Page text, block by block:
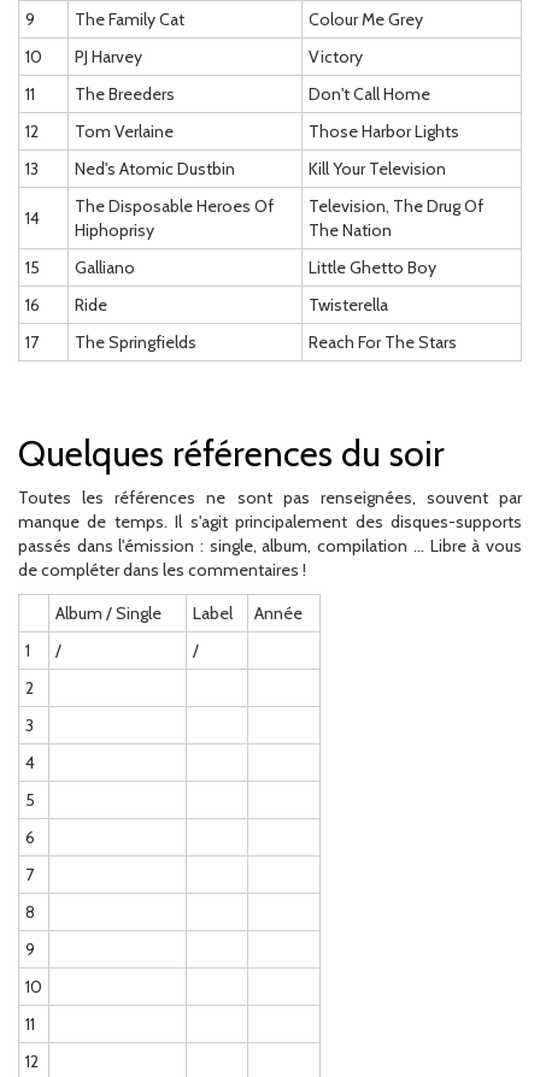
9
The Family Cat
Colour Me Grey
10
PJ Harvey
Victory
11
The Breeders
Don't Call Home
12
Tom Verlaine
Those Harbor Lights
13
Ned's Atomic Dustbin Kill Your Television
14
The Disposable Heroes Of
Hiphoprisy
Television, The Drug Of
The Nation
15
Galliano
Little Ghetto Boy
16
Ride
Twisterella
17
The Springfields Reach For The Stars
Quelques références du soir
Toutes les références ne sont pas renseignées, souvent par
manque de temps. Il s'agit principalement des disques-supports
passés dans l'émission : single, album, compilation ... Libre à vous
de compléter dans les commentaires !
Album / Single
Label
Année
1
/
/
2
3
4
5
6
7
8
9
10
11
12